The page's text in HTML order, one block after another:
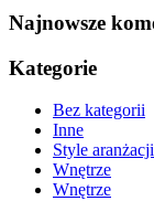
Najnowsze
Kategorie
Bez kategorii
Inne
Style
Wnętrze
Wnętrze